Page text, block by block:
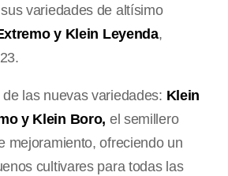
variedades de altísimo
y Klein Leyenda,
las nuevas variedades: Klein
y Klein Boro, el semillero
mejoramiento, ofreciendo un
cultivares para todas las